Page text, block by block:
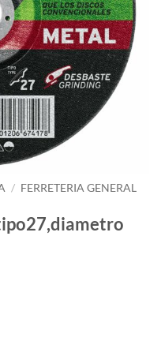
/ FERRETERIA GENERAL